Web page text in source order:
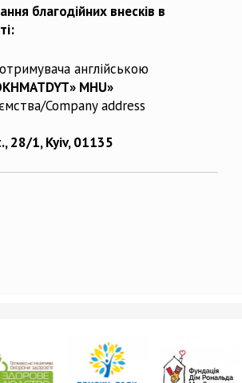
благодійних внесків в
англійською
MHU»
Company address
28/1, Kyiv, 01135